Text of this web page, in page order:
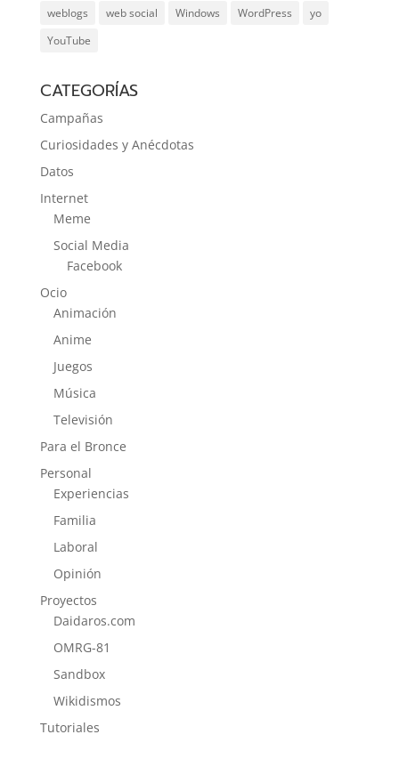
weblogs
web social Windows WordPress
yo
YouTube
CATEGORÍAS
Campañas
Curiosidades y Anécdotas
Datos
Internet
Meme
Social Media
Facebook
Ocio
Animación
Anime
Juegos
Música
Televisión
Para el Bronce
Personal
Experiencias
Familia
Laboral
Opinión
Proyectos
Daidaros.com
OMRG-81
Sandbox
Wikidismos
Tutoriales